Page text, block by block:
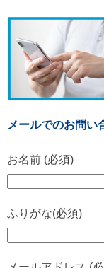
メールでのお問い
お名前 (必須)
ふりがな(必須)